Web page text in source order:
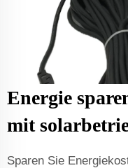
Energie
mit
Sparen Sie